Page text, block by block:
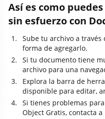
Así es como
sin esfuerzo con
Sube tu archivo a
forma de agregarlo.
Si tu documento tiene
archivo para una
Explora la barra de
disponible para editar,
Si tienes problemas
Object Gratis, contacta